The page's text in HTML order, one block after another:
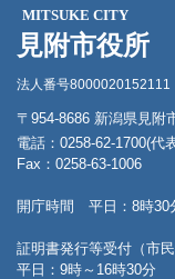
MITSUKE CITY
見附市役所
法人番号8000020152111
〒954-8686 新潟県見附
電話：0258-62-1700(代
Fax：0258-63-1006
開庁時間 平日：8時30
証明書発行等受付（市
平日：9時～16時30